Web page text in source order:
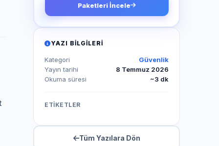
Paketleri İncele
YAZI BILGILERI
Kategori
Güvenlik
Yayın tarihi
8 Temmuz 2026
Okuma süresi
~3 dk
ETİKETLER
Tüm Yazılara Dön